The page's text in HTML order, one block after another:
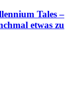
Tales –
etwas zu